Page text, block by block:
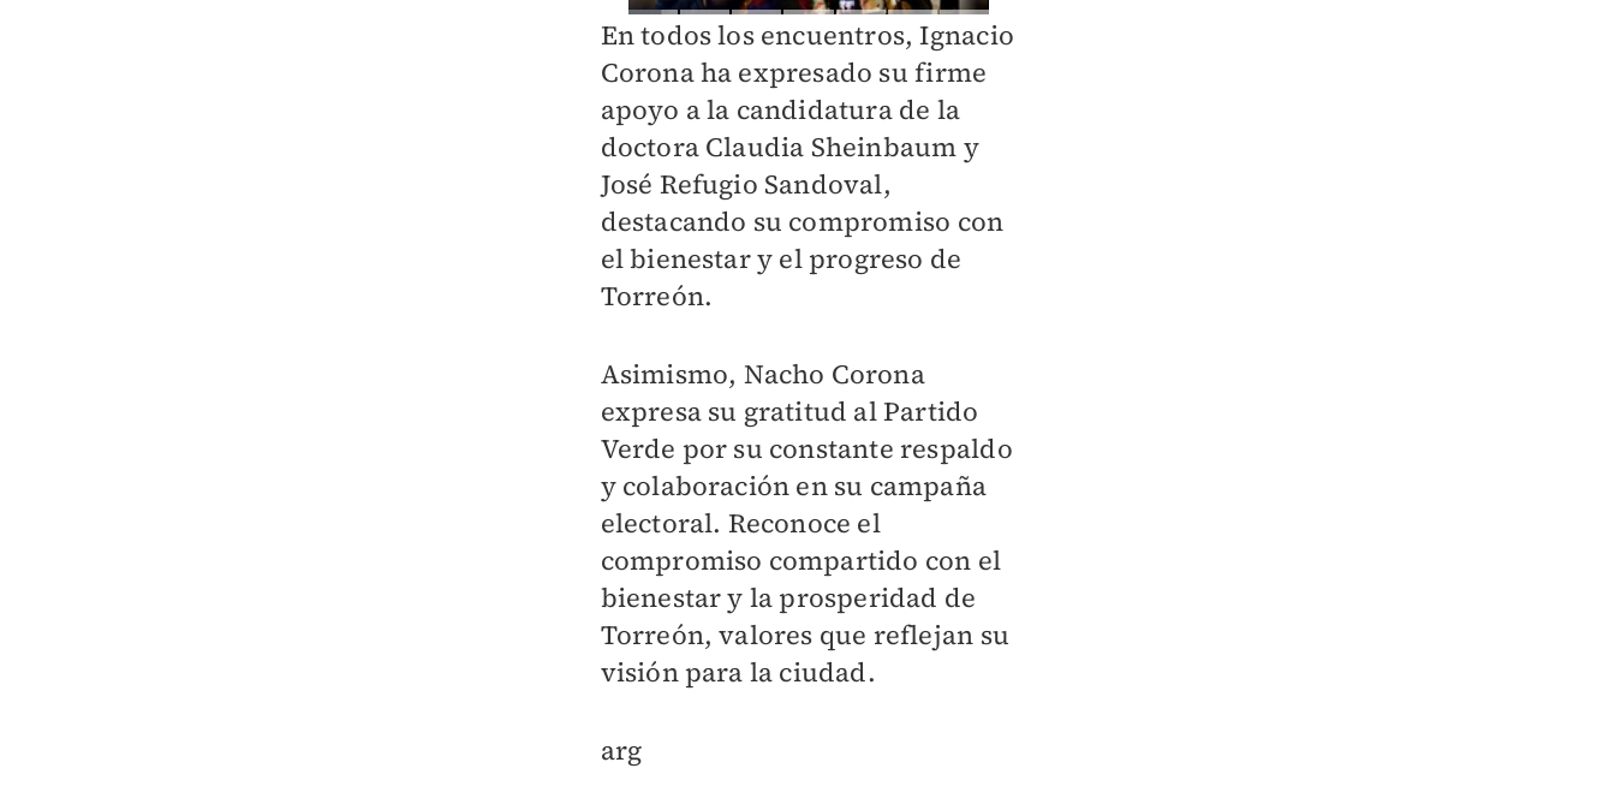
En todos los encuentros, Ignacio
Corona ha expresado su firme
apoyo a la candidatura de la
doctora Claudia Sheinbaum y
José Refugio Sandoval,
destacando su compromiso con
el bienestar y el progreso de
Torreón.
Asimismo, Nacho Corona
expresa su gratitud al Partido
Verde por su constante respaldo
y colaboración en su campaña
electoral. Reconoce el
compromiso compartido con el
bienestar y la prosperidad de
Torreón, valores que reflejan su
visión para la ciudad.
arg